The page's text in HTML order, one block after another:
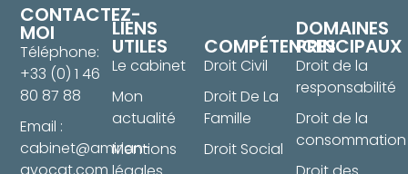
CONTACTEZ-
MOI
Téléphone:
+33 (0) 1 46
80 87 88
Email :
cabinet@amirian-
avocat.com
LIENS
UTILES
Le cabinet
Mon
actualité
Mentions
COMPÉTENCES
Droit Civil
Droit De La
Famille
Droit Social
DOMAINES
PRINCIPAUX
Droit de la
responsabilité
Droit de la
consommation